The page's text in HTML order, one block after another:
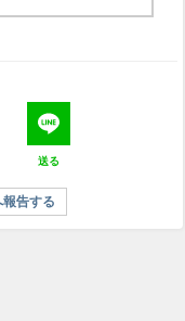
送る
告する